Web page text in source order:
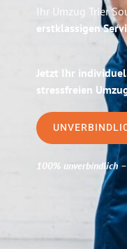
Ihr Umzug Trier
erstklassigen
Jetzt Ihr
stressfreien
100% unverbindlich–